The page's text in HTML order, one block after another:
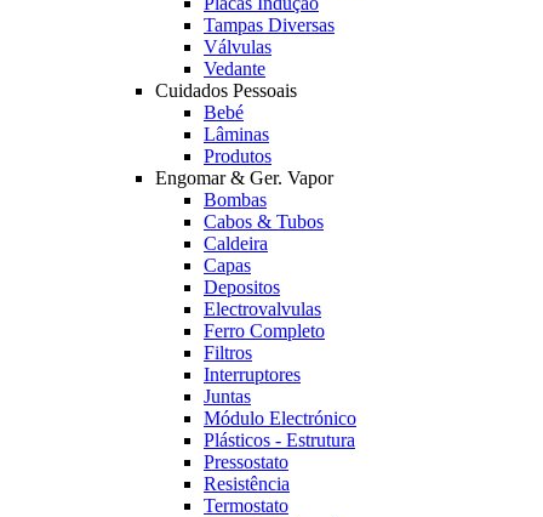
Tampas Diversas
Válvulas
Vedante
Cuidados Pessoais
Bebé
Lâminas
Produtos
Engomar & Ger. Vapor
Bombas
Cabos & Tubos
Caldeira
Capas
Depositos
Electrovalvulas
Ferro Completo
Filtros
Interruptores
Juntas
Módulo Electrónico
Plásticos - Estrutura
Pressostato
Resistência
Termostato